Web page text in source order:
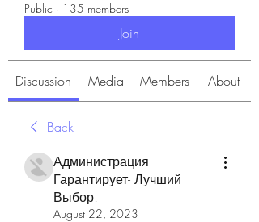
Public · 135 members
Join
Discussion Media Members About
Back
Администрация
Гарантирует- Лучший
Выбор!
August 22, 2023